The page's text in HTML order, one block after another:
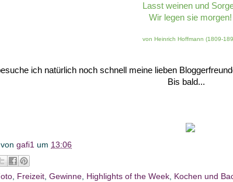
Lasst weinen und
Wir legen sie morgen!
von Heinrich Hoffmann (1809-
ich natürlich noch schnell meine lieben
Bis bald...
gafi1 um 13:06
, Freizeit, Gewinne, Highlights of the Week, Kochen und